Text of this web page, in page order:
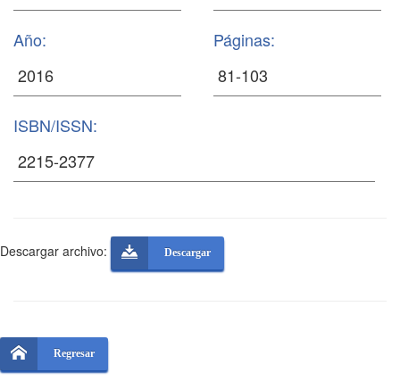
Año: Páginas:
ISBN/ISSN:
Descargar archivo: Descargar
Regresar